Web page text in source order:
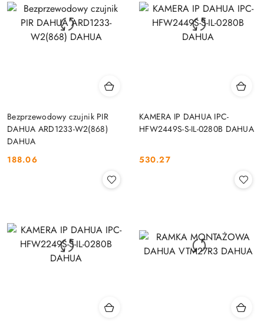
Bezprzewodowy czujnik PIR
DAHUA ARD1233-W2(868)
DAHUA
Cena:
188.06
KAMERA IP DAHUA IPC-
HFW2449S-S-IL-0280B DAHUA
Cena:
530.27